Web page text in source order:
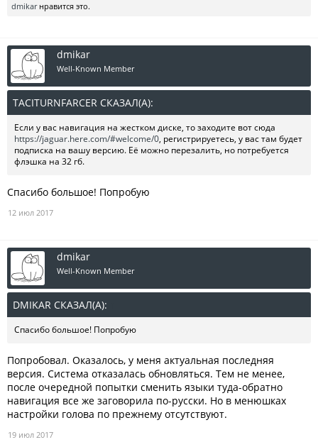
dmikarнравится это.
dmikar
Well-Known Member
TACITURNFARCER СКАЗАЛ(А):
Если у вас навигация на жестком диске, то заходите вот сюда
https://jaguar.here.com/#welcome/0, регистрируетесь, у вас там будет
подписка на вашу версию. Её можно перезалить, но потребуется
флэшка на 32 гб.
Спасибо большое! Попробую
12 июл 2017
dmikar
Well-Known Member
DMIKAR СКАЗАЛ(А):
Спасибо большое! Попробую
Попробовал. Оказалось, у меня актуальная последняя
версия. Система отказалась обновляться. Тем не менее,
после очередной попытки сменить языки туда-обратно
навигация все же заговорила по-русски. Но в менюшках
настройки голова по прежнему отсутствуют.
19 июл 2017